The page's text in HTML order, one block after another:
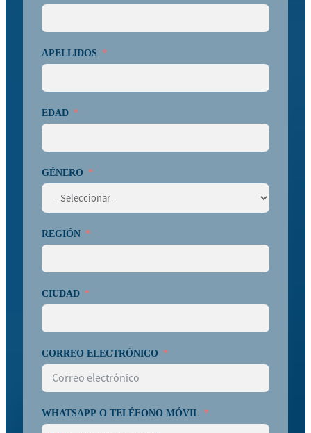
APELLIDOS
EDAD
GÉNERO
REGIÓN
CIUDAD
CORREO ELECTRÓNICO
WHATSAPP O TELÉFONO MÓVIL